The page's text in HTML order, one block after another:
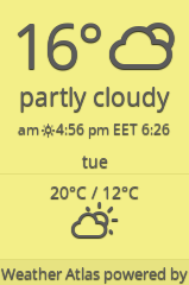
16°
partly cloudy
6:26 am
4:56 pm EET
tue
20°C / 12°C
powered by
Weather Atlas